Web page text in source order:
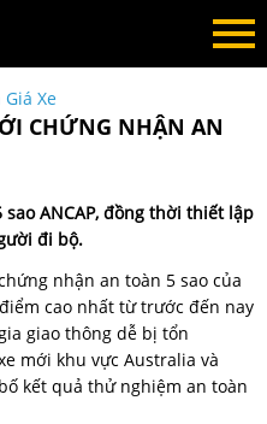
Xe
CHỨNG NHẬN AN
ANCAP, đồng thời thiết lập
đi bộ.
nhận an toàn 5 sao của
cao nhất từ trước đến nay
giao thông dễ bị tổn
mới khu vực Australia và
kết quả thử nghiệm an toàn